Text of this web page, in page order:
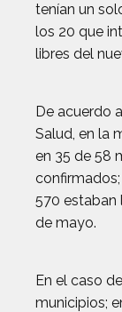
tenían un
los 20 que
libres del
De acuerdo
Salud, en la
en 35 de 58
confirmados;
570 estaban
de mayo.
En el caso
municipios;